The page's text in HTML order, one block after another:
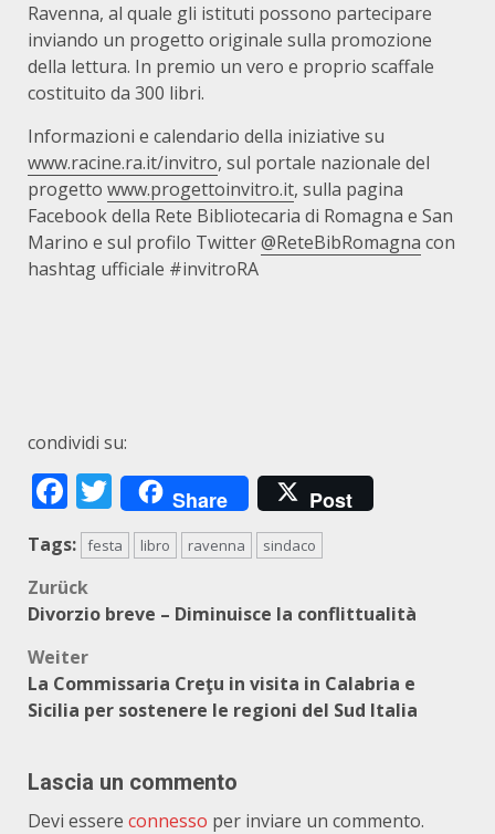
Ravenna, al quale gli istituti possono partecipare
inviando un progetto originale sulla promozione
della lettura. In premio un vero e proprio scaffale
costituito da 300 libri.
Informazioni e calendario della iniziative su
www.racine.ra.it/invitro, sul portale nazionale del
progetto www.progettoinvitro.it, sulla pagina
Facebook della Rete Bibliotecaria di Romagna e San
Marino e sul profilo Twitter@ReteBibRomagna con
hashtag ufficiale #invitroRA
condividi su:
Facebook
Twitter
Share Post
Tags: festa libro ravenna sindaco
Beitragsnavigation
Zurück
Divorzio breve – Diminuisce la conflittualità
Weiter
La Commissaria Creţu in visita in Calabria e
Sicilia per sostenere le regioni del Sud Italia
Lascia un commento
Devi essere connesso per inviare un commento.